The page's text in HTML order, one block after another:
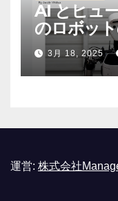
AI とヒュ
のロボッ
3月 18, 2025
運営: 株式会社